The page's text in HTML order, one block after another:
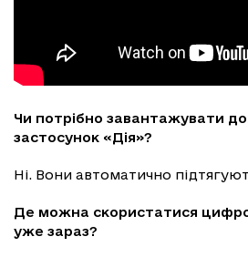
Чи потрібно завантажувати
застосунок «Дія»?
Ні. Вони автоматично
Де можна скористатися
уже зараз?